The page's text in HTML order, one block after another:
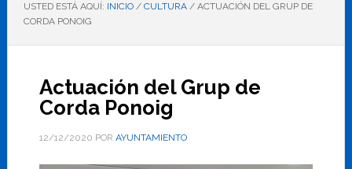
letra
USTED ESTÁ AQUÍ: INICIO / CULTURA /ACTUACIÓN DEL GRUP DE
CORDA PONOIG
Actuación del Grup de
Corda Ponoig
12/12/2020 POR AYUNTAMIENTO